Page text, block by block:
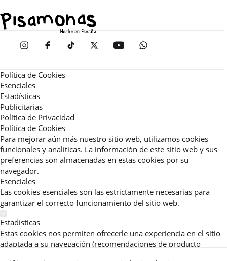
Política de Cookies
Esenciales
Estadísticas
Publicitarias
Política de Privacidad
Política de Cookies
Para mejorar aún más nuestro sitio web, utilizamos cookies
funcionales y analíticas. La información de este sitio web y sus
preferencias son almacenadas en estas cookies por su
navegador.
Esenciales
Las cookies esenciales son las estrictamente necesarias para
garantizar el correcto funcionamiento del sitio web.
Estadísticas
Estas cookies nos permiten ofrecerle una experiencia en el sitio
adaptada a su navegación (recomendaciones de producto